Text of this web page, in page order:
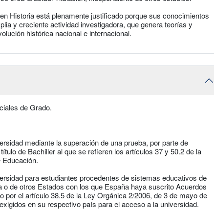
Historia está plenamente justificado porque sus conocimientos
y creciente actividad investigadora, que genera teorías y
histórica nacional e internacional.
de Grado.
mediante la superación de una prueba, por parte de
de Bachiller al que se refieren los artículos 37 y 50.2 de la
para estudiantes procedentes de sistemas educativos de
de otros Estados con los que España haya suscrito Acuerdos
por el artículo 38.5 de la Ley Orgánica 2/2006, de 3 de mayo de
en su respectivo país para el acceso a la universidad.